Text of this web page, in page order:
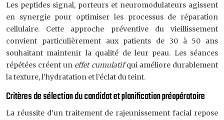
Les peptides signal, porteurs et neuromodulateurs agissent
en synergie pour optimiser les processus de réparation
cellulaire. Cette approche préventive du vieillissement
convient particulièrement aux patients de 30 à 50 ans
souhaitant maintenir la qualité de leur peau. Les séances
répétées créent un effet cumulatifqui améliore durablement
la texture, l’hydratation et l’éclat du teint.
Critères de sélection du candidat et planification préopératoire
La réussite d’un traitement de rajeunissement facial repose